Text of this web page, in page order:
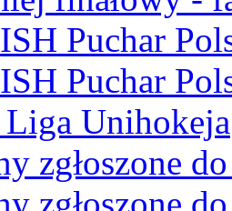
Puchar
Puchar
Liga Unihokeja
zgłoszone
zgłoszone